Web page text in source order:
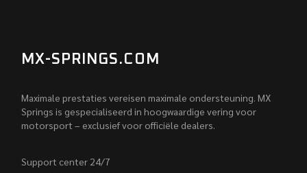
MX-SPRINGS.COM
Maximale prestaties vereisen maximale ondersteuning. MX
Springs is gespecialiseerd in hoogwaardige vering voor
motorsport – exclusief voor officiële dealers.
Support center 24/7